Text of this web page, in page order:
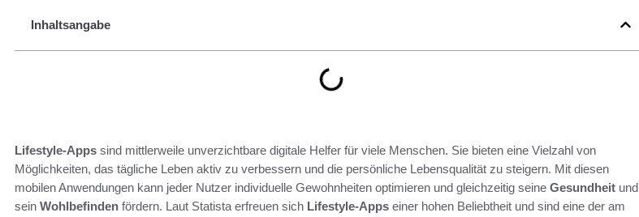
Inhaltsangabe
Lifestyle-Apps sind mittlerweile unverzichtbare digitale Helfer für viele Menschen. Sie bieten eine Vielzahl von
Möglichkeiten, das tägliche Leben aktiv zu verbessern und die persönliche Lebensqualität zu steigern. Mit diesen
mobilen Anwendungen kann jeder Nutzer individuelle Gewohnheiten optimieren und gleichzeitig seine Gesundheit und
sein Wohlbefinden fördern. Laut Statista erfreuen sich Lifestyle-Apps einer hohen Beliebtheit und sind eine der am